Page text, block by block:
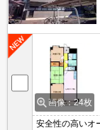
画像：24枚
安全性の高いオ